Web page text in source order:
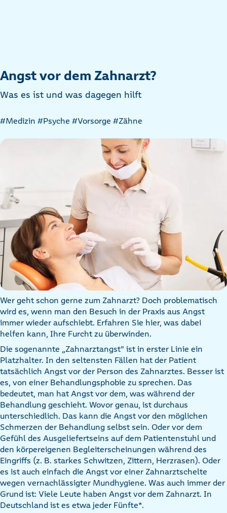
Angst vor dem Zahnarzt?
Was es ist und was dagegen hilft
Artikel
Kategorien
#Medizin #Psyche #Vorsorge #Zähne
Wer geht schon gerne zum Zahnarzt? Doch problematisch
wird es, wenn man den Besuch in der Praxis aus Angst
immer wieder aufschiebt. Erfahren Sie hier, was dabei
helfen kann, Ihre Furcht zu überwinden.
Die sogenannte „Zahnarztangst" ist in erster Linie ein
Platzhalter. In den seltensten Fällen hat der Patient
tatsächlich Angst vor der Person des Zahnarztes. Besser ist
es, von einer Behandlungsphobie zu sprechen. Das
bedeutet, man hat Angst vor dem, was während der
Behandlung geschieht. Wovor genau, ist durchaus
unterschiedlich. Das kann die Angst vor den möglichen
Schmerzen der Behandlung selbst sein. Oder vor dem
Gefühl des Ausgeliefertseins auf dem Patientenstuhl und
den körpereigenen Begleiterscheinungen während des
Eingriffs (z. B. starkes Schwitzen, Zittern, Herzrasen). Oder
es ist auch einfach die Angst vor einer Zahnarztschelte
wegen vernachlässigter Mundhygiene. Was auch immer der
Grund ist: Viele Leute haben Angst vor dem Zahnarzt. In
Deutschland ist es etwa jeder Fünfte*.